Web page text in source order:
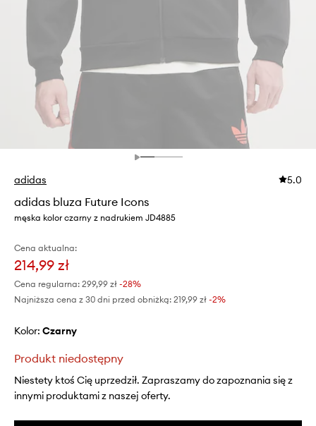
adidas 5.0
adidas bluza Future Icons
męska kolor czarny z nadrukiem JD4885
Cena aktualna:
214,99 zł
Cena regularna: 299,99 zł -28%
Najniższa cena z 30 dni przed obniżką: 219,99 zł -2%
Kolor: czarny
Produkt niedostępny
Niestety ktoś Cię uprzedził. Zapraszamy do zapoznania się z
innymi produktami z naszej oferty.